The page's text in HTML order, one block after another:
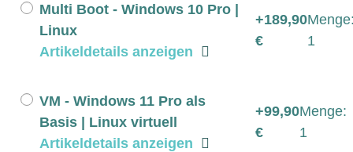
Multi Boot - Windows 10 Pro |
Linux
Artikeldetails anzeigen
+189,90
€
1
VM - Windows 11 Pro als
Basis | Linux virtuell
Artikeldetails anzeigen
+99,90
€
Menge:
1